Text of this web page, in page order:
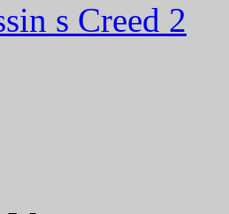
s Creed 2